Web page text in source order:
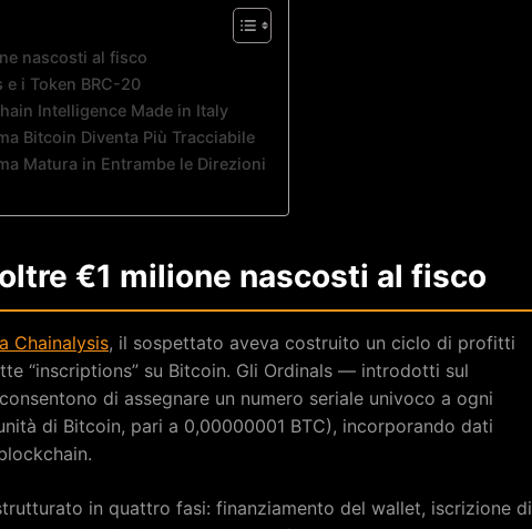
nascosti al fisco
i Token BRC-20
Intelligence Made in Italy
Bitcoin Diventa Più Tracciabile
Matura in Entrambe le Direzioni
€1 milione nascosti al fisco
Chainalysis, il sospettato aveva costruito un ciclo di profitti
“inscriptions” su Bitcoin. Gli Ordinals — introdotti sul
di assegnare un numero seriale univoco a ogni
di Bitcoin, pari a 0,00000001 BTC), incorporando dati
in quattro fasi: finanziamento del wallet, iscrizione di